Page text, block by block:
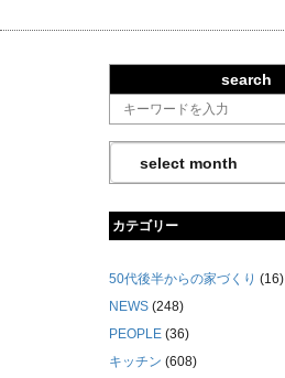
search
カテゴリー
50代後半からの家づくり (16)
NEWS (248)
PEOPLE (36)
キッチン (608)